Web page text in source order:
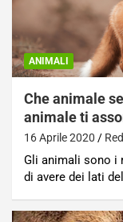
ANIMALI
Che animale
animale ti
16 Aprile 2020
Gli animali sono i
di avere dei lati